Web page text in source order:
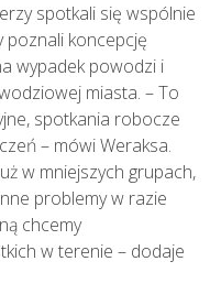
spotkali się wspólnie
poznali koncepcję
wypadek powodzi i
miasta. – To
spotkania robocze
– mówi Weraksa.
w mniejszych grupach,
problemy w razie
chcemy
w terenie – dodaje